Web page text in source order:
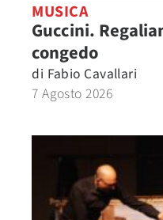
MUSICA
Guccini.
congedo
di Fabio Cavallari
7 Agosto 2026